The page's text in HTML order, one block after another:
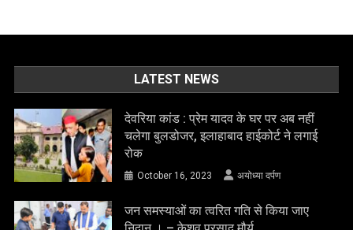
LATEST NEWS
देवरिया कांड : प्रेम यादव के घर पर अब नहीं
चलेगा बुलडोजर, इलाहाबाद हाईकोर्ट ने लगाई
रोक
October 16, 2023 अयोध्या दर्पण
जन समस्याओं का त्वरित गति से किया जाए